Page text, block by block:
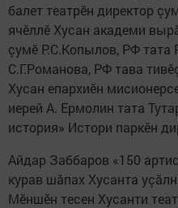
балет театрӗн директор
ячӗллӗ Хусан академи
çумӗ Р.С.Копылов, РФ тата
С.Г.Романова, РФ тава
Хусан епархиӗн
иерей А. Ермолин тата
история» Истори паркӗн
Айдар Заббаров «150
курав шăпах Хусанта
Мӗншӗн тесен Хусанти